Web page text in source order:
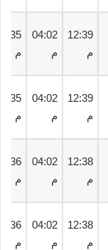
12:39
م
04:02
م
م
12:39
م
04:02
م
م
12:38
م
04:02
م
م
12:38
م
04:02
م
م